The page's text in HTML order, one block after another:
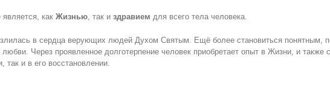
как Жизнью, так и здравием для всего тела человека.
в сердца верующих людей Духом Святым. Ещё более становиться понятным,
Через проявленное долготерпение человек приобретает опыт в Жизни, и также
так и в его восстановлении.